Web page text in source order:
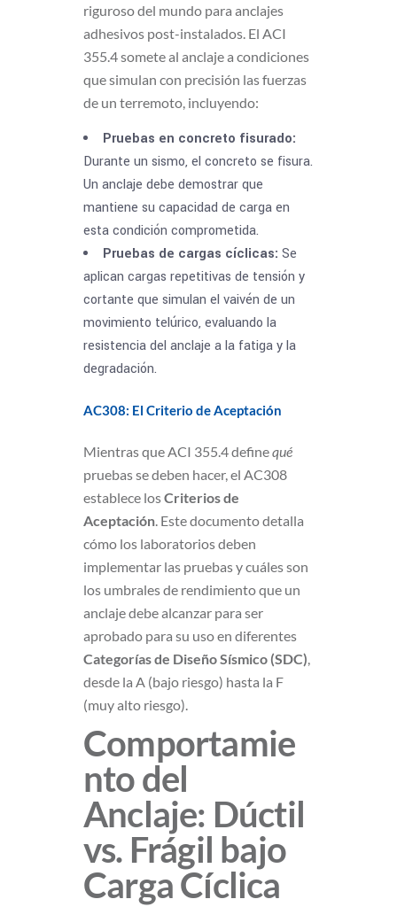
riguroso del mundo para anclajes
adhesivos post-instalados. El ACI
355.4 somete al anclaje a condiciones
que simulan con precisión las fuerzas
de un terremoto, incluyendo:
Pruebas en concreto fisurado:
Durante un sismo, el concreto se fisura.
Un anclaje debe demostrar que
mantiene su capacidad de carga en
esta condición comprometida.
Pruebas de cargas cíclicas: Se
aplican cargas repetitivas de tensión y
cortante que simulan el vaivén de un
movimiento telúrico, evaluando la
resistencia del anclaje a la fatiga y la
degradación.
AC308: El Criterio de Aceptación
Mientras que ACI 355.4 definequé
pruebas se deben hacer, el AC308
establece losCriterios de
Aceptación. Este documento detalla
cómo los laboratorios deben
implementar las pruebas y cuáles son
los umbrales de rendimiento que un
anclaje debe alcanzar para ser
aprobado para su uso en diferentes
Categorías de Diseño Sísmico (SDC),
desde la A (bajo riesgo) hasta la F
(muy alto riesgo).
Comportamie
nto del
Anclaje: Dúctil
vs. Frágil bajo
Carga Cíclica